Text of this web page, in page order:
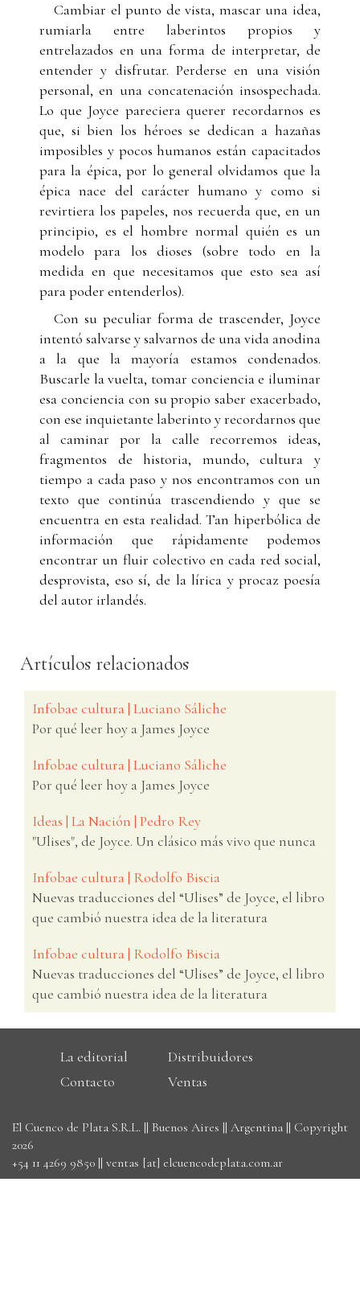
Cambiar el punto de vista, mascar una idea,
rumiarla entre laberintos propios y
entrelazados en una forma de interpretar, de
entender y disfrutar. Perderse en una visión
personal, en una concatenación insospechada.
Lo que Joyce pareciera querer recordarnos es
que, si bien los héroes se dedican a hazañas
imposibles y pocos humanos están capacitados
para la épica, por lo general olvidamos que la
épica nace del carácter humano y como si
revirtiera los papeles, nos recuerda que, en un
principio, es el hombre normal quién es un
modelo para los dioses (sobre todo en la
medida en que necesitamos que esto sea así
para poder entenderlos).
Con su peculiar forma de trascender, Joyce
intentó salvarse y salvarnos de una vida anodina
a la que la mayoría estamos condenados.
Buscarle la vuelta, tomar conciencia e iluminar
esa conciencia con su propio saber exacerbado,
con ese inquietante laberinto y recordarnos que
al caminar por la calle recorremos ideas,
fragmentos de historia, mundo, cultura y
tiempo a cada paso y nos encontramos con un
texto que continúa trascendiendo y que se
encuentra en esta realidad. Tan hiperbólica de
información que rápidamente podemos
encontrar un fluir colectivo en cada red social,
desprovista, eso sí, de la lírica y procaz poesía
del autor irlandés.
Artículos relacionados
Infobae cultura | Luciano Sáliche
Por qué leer hoy a James Joyce
Infobae cultura | Luciano Sáliche
Por qué leer hoy a James Joyce
Ideas | La Nación | Pedro Rey
"Ulises", de Joyce. Un clásico más vivo que nunca
Infobae cultura | Rodolfo Biscia
Nuevas traducciones del “Ulises” de Joyce, el libro
que cambió nuestra idea de la literatura
Infobae cultura | Rodolfo Biscia
Nuevas traducciones del “Ulises” de Joyce, el libro
que cambió nuestra idea de la literatura
La editorial
Distribuidores
Contacto
Ventas
El Cuenco de Plata S.R.L. || Buenos Aires || Argentina || Copyright
2026
+54 11 4269 9850 || ventas [at] elcuencodeplata.com.ar